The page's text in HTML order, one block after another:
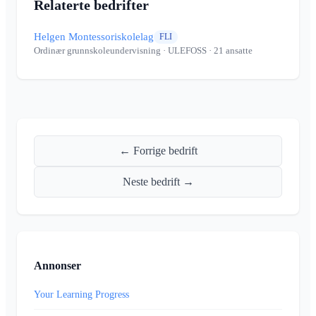
Relaterte bedrifter
Helgen Montessoriskolelag FLI
Ordinær grunnskoleundervisning · ULEFOSS · 21 ansatte
← Forrige bedrift
Neste bedrift →
Annonser
Your Learning Progress